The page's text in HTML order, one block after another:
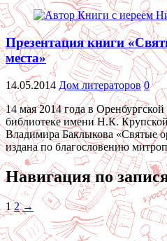
Презентация книги
места»
14.05.2014 Дом литераторов 0
14 мая 2014 года в
библиотеке имени Н.К.
Владимира Баклыкова «Святые
издана по благословению
Навигация по
1 2 →